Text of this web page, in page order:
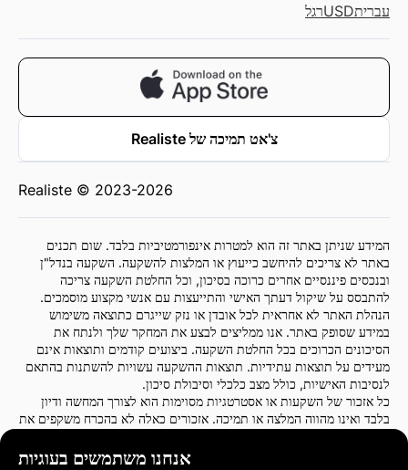
אנחנו משתמשים בעוגיות
עבריתUSDרגל
צ'אט תמיכה של Realiste
Realiste © 2023-2026
המידע שניתן באתר זה הוא למטרות אינפורמטיביות בלבד. שום תכנים
באתר לא צריכים להיחשב כייעוץ או המלצות להשקעה. השקעה בנדל"ן
ובנכסים פיננסיים אחרים כרוכה בסיכון, וכל החלטת השקעה צריכה
להתבסס על שיקול דעתך האישי והתייעצות עם אנשי מקצוע מוסמכים.
הנהלת האתר לא אחראית לכל אובדן או נזק שייגרם כתוצאה משימוש
במידע שסופק באתר. אנו ממליצים לבצע את המחקר שלך ולנתח את
הסיכונים הכרוכים בכל החלטת השקעה. ביצועים קודמים ותוצאות אינם
מעידים על תוצאות עתידיות. תוצאות ההשקעה עשויות להשתנות בהתאם
לנסיבות האישיות, כולל מצב כלכלי וסיבולת סיכון.
כל אזכור של השקעות או אסטרטגיות מסוימות הוא לצורך המחשה ודיון
בלבד ואינו מהווה המלצה או תמיכה. אזכורים כאלה לא בהכרח משקפים את
אנו ממליצים בחום להתייעץ עם יועץ פיננסי או עורך דין לפני קבלת כל